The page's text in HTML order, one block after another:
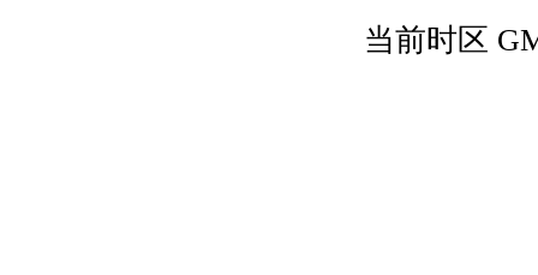
当前时区